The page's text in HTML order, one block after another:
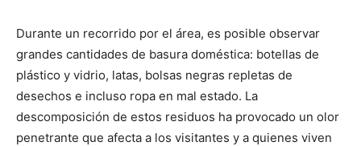
Durante un recorrido por el área, es posible observar
grandes cantidades de basura doméstica: botellas de
plástico y vidrio, latas, bolsas negras repletas de
desechos e incluso ropa en mal estado. La
descomposición de estos residuos ha provocado un olor
penetrante que afecta a los visitantes y a quienes viven